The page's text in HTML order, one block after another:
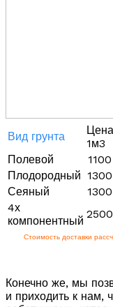
Вид грунта
Цена
1м3
Полевой
1100
Плодородный 1300
Сеяный
1300
4х
компонентный
2500
Стоимость доставки
Конечно же, мы
и приходить к нам,